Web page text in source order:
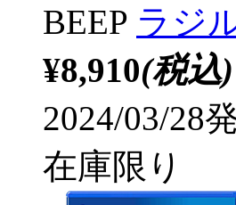
BEEP ラジ
¥8,910(税込)
2024/03/28
在庫限り